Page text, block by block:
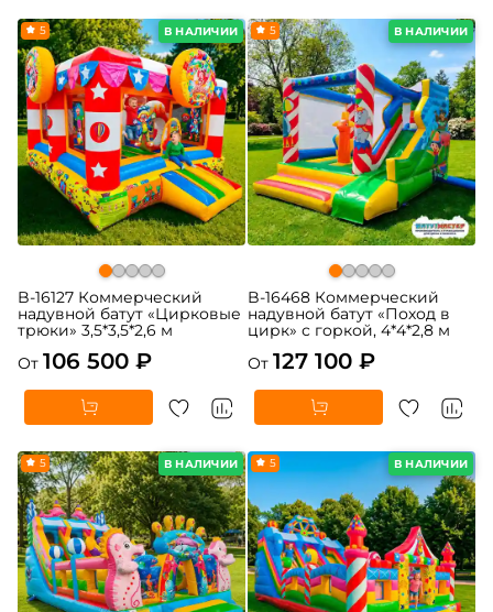
В НАЛИЧИИ
5
B-16127 Коммерческий
надувной батут «Цирковые
трюки» 3,5*3,5*2,6 м
От 106 500 ₽
В НАЛИЧИИ
5
B-16468 Коммерческий
надувной батут «Поход в
цирк» с горкой, 4*4*2,8 м
От 127 100 ₽
В НАЛИЧИИ
5 В НАЛИЧИИ
5